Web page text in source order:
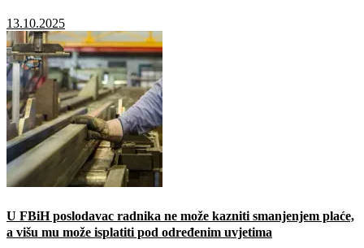
13.10.2025
U FBiH poslodavac radnika ne može kazniti smanjenjem plaće,
a višu mu može isplatiti pod određenim uvjetima